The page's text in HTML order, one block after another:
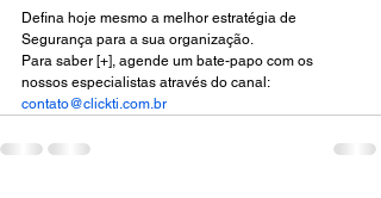
Defina hoje mesmo a melhor estratégia de
Segurança para a sua organização.
Para saber [+], agende um bate-papo com os
nossos especialistas através do canal:
contato@clickti.com.br